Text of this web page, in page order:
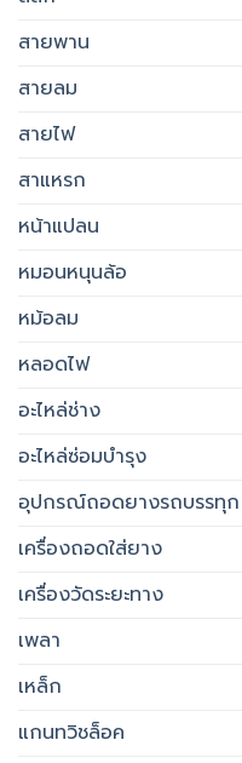
สายพาน
สายลม
สายไฟ
สาแหรก
หน้าแปลน
หมอนหนุนล้อ
หม้อลม
หลอดไฟ
อะไหล่ช่าง
อะไหล่ซ่อมบำรุง
อุปกรณ์ถอดยางรถบรรทุก
เครื่องถอดใส่ยาง
เครื่องวัดระยะทาง
เพลา
เหล็ก
แกนทวิชล็อค